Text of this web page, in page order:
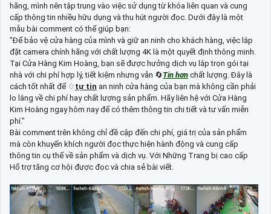
hãng, mình nên tập trung vào việc sử dụng từ khóa liên quan và cung
cấp thông tin nhiều hữu dụng và thu hút người đọc. Dưới đây là một
mẫu bài comment có thể giúp bạn:
"Để bảo vệ cửa hàng của mình và giữ an ninh cho khách hàng, việc lắp
đặt camera chính hãng với chất lượng 4K là một quyết định thông minh.
Tại Cửa Hàng Kim Hoàng, bạn sẽ được hưởng dịch vụ lắp trọn gói tại
nhà với chi phí hợp lý, tiết kiệm nhưng vẫn 🔄Tin hơn chất lượng. Đây là
cách tốt nhất để ♢ tự tin an ninh cửa hàng của bạn mà không cần phải
lo lắng về chi phí hay chất lượng sản phẩm. Hãy liên hệ với Cửa Hàng
Kim Hoàng ngay hôm nay để có thêm thông tin chi tiết và tư vấn miễn
phí."
Bài comment trên không chỉ đề cập đến chi phí, giá trị của sản phẩm
mà còn khuyến khích người đọc thực hiện hành động và cung cấp
thông tin cụ thể về sản phẩm và dịch vụ. Với Những Trang bị cao cấp
Hổ trợ tăng cơ hội được đọc và chia sẻ bài viết.